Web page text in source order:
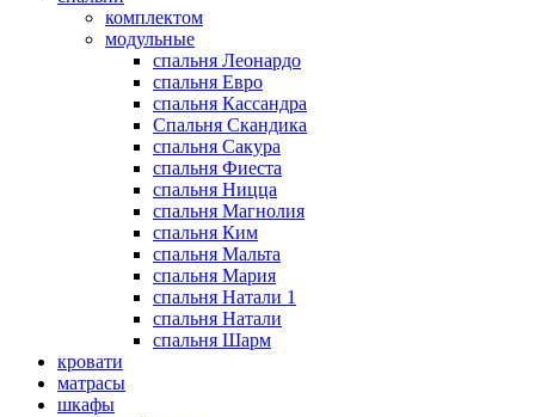
комплектом
модульные
спальня Леонардо
спальня Евро
спальня Кассандра
Спальня Скандика
спальня Сакура
спальня Фиеста
спальня Ницца
спальня Магнолия
спальня Ким
спальня Мальта
спальня Мария
спальня Натали 1
спальня Натали
спальня Шарм
кровати
матрасы
шкафы